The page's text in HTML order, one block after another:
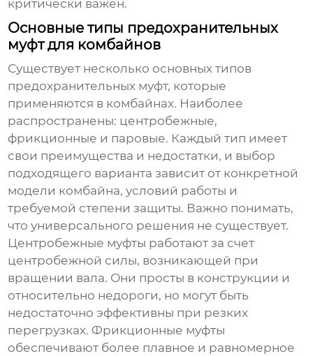
критически важен.
Основные типы предохранительных
муфт для комбайнов
Существует несколько основных типов
предохранительных муфт, которые
применяются в комбайнах. Наиболее
распространены: центробежные,
фрикционные и паровые. Каждый тип имеет
свои преимущества и недостатки, и выбор
подходящего варианта зависит от конкретной
модели комбайна, условий работы и
требуемой степени защиты. Важно понимать,
что универсального решения не существует.
Центробежные муфты работают за счет
центробежной силы, возникающей при
вращении вала. Они просты в конструкции и
относительно недороги, но могут быть
недостаточно эффективны при резких
перегрузках. Фрикционные муфты
обеспечивают более плавное и равномерное